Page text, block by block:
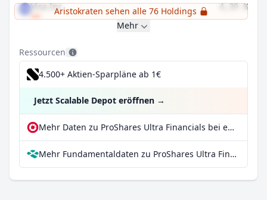
Visa Inc 4,39 %
Aristokraten sehen alle 76 Holdings
Mehr
Ressourcen
4.500+ Aktien-Sparpläne ab 1€
Jetzt Scalable Depot eröffnen →
Mehr Daten zu ProShares Ultra Financials bei extraETF
Mehr Fundamentaldaten zu ProShares Ultra Financials bei Parqet